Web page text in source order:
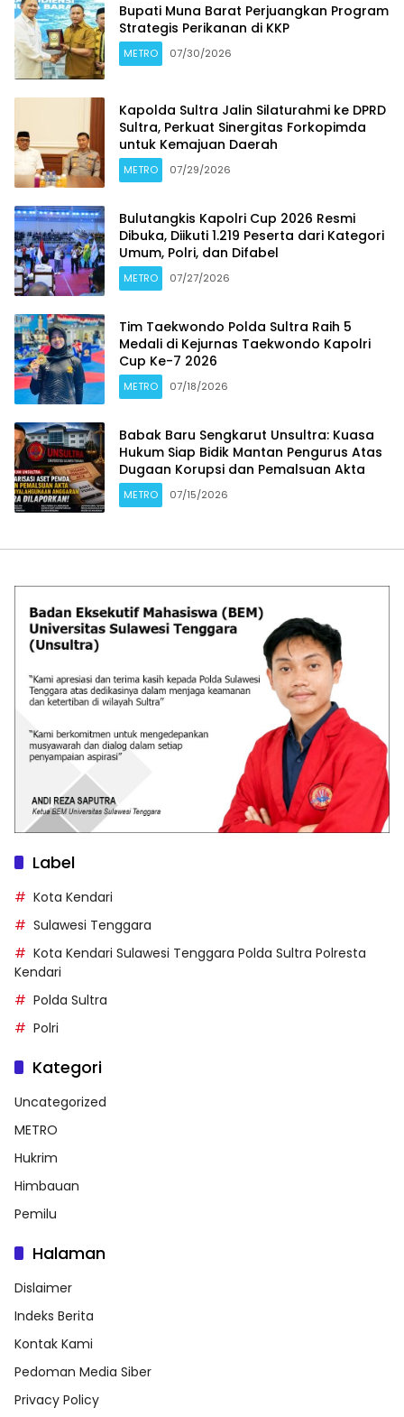
Bupati Muna Barat Perjuangkan Program
Strategis Perikanan di KKP
METRO 07/30/2026
Kapolda Sultra Jalin Silaturahmi ke DPRD
Sultra, Perkuat Sinergitas Forkopimda
untuk Kemajuan Daerah
METRO 07/29/2026
Bulutangkis Kapolri Cup 2026 Resmi
Dibuka, Diikuti 1.219 Peserta dari Kategori
Umum, Polri, dan Difabel
METRO 07/27/2026
Tim Taekwondo Polda Sultra Raih 5
Medali di Kejurnas Taekwondo Kapolri
Cup Ke-7 2026
METRO 07/18/2026
Babak Baru Sengkarut Unsultra: Kuasa
Hukum Siap Bidik Mantan Pengurus Atas
Dugaan Korupsi dan Pemalsuan Akta
METRO 07/15/2026
Label
Kota Kendari
Sulawesi Tenggara
Kota Kendari Sulawesi Tenggara Polda Sultra Polresta
Kendari
Polda Sultra
Polri
Kategori
Uncategorized
METRO
Hukrim
Himbauan
Pemilu
Halaman
Dislaimer
Indeks Berita
Kontak Kami
Pedoman Media Siber
Privacy Policy